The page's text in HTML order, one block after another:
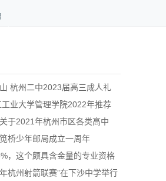
杭州二中2023届高三成人礼
业大学管理学院2022年推荐
于2021年杭州市区各类高中
桥少年邮局成立一周年
，这个颇具含金量的专业资格
杭州射箭联赛”在下沙中学举行